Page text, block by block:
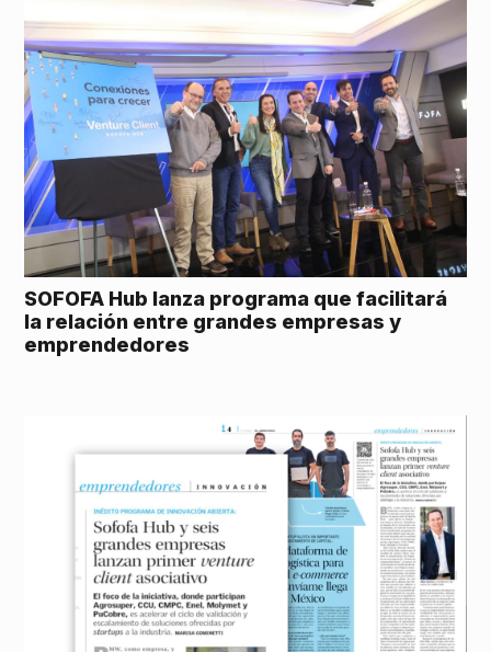
SOFOFA Hub lanza programa que facilitará
la relación entre grandes empresas y
emprendedores